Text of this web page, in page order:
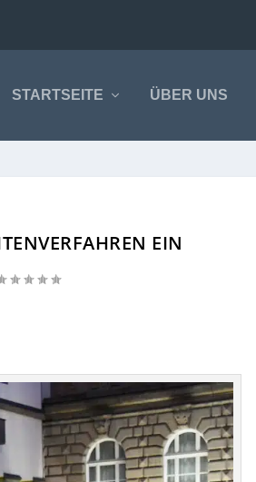
STARTSEITE ÜBER UNS
EIN